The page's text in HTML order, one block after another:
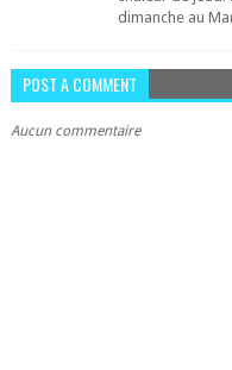
dimanche au
POST A COMMENT
Aucun commentaire